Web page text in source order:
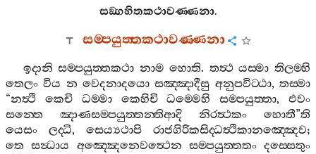
සඞ‍්ගහිතකථාවණ‍්ණනා.
සම‍්පයුත‍්තකථාවණ‍්ණනා
ඉදානි සම‍්පයුත‍්තකථා නාම හොති. තත්‍ථ යස‍්මා තිලම‍්හි
තෙලං විය න වෙදනාදයො සඤ‍්ඤාදීසු අනුපවිට‍්ඨා,තස‍්මා
“නත්‍ථි කෙචි ධම‍්මා කෙහිචි ධම‍්මෙහි සම‍්පයුත‍්තා,එවං
සන‍්තෙ
ඤාණසම‍්පයුත‍්තන‍්තිආදි නිරත්‍ථකං හොතී”ති
යෙසං
ලද‍්ධි, සෙය්‍යථාපි රාජගිරිකසිද‍්ධත්‍ථිකානඤ‍්ඤෙව;
තෙ සන්‍ධාය අඤ‍්ඤෙනෙවත්‍ථෙන සම‍්පයුත‍්තතං දස‍්සෙතුං